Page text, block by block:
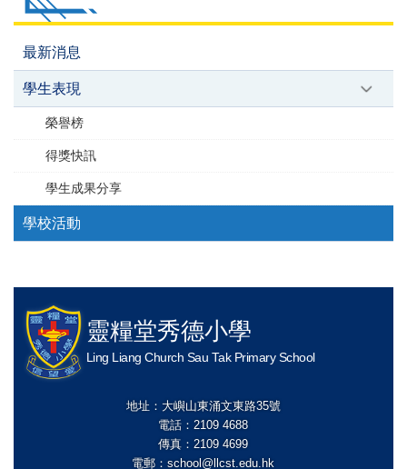
最新消息
學生表現
榮譽榜
得獎快訊
學生成果分享
學校活動
靈糧堂秀德小學
Ling Liang Church Sau Tak Primary School
地址：大嶼山東涌文東路35號
電話：2109 4688
傳真：2109 4699
電郵：school@llcst.edu.hk